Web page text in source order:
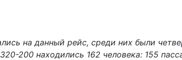
на данный рейс, среди них были
200 находились 162 человека: 155